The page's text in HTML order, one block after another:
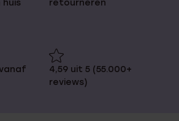
huis
retourneren
4,59 uit 5 (55.000+
reviews)